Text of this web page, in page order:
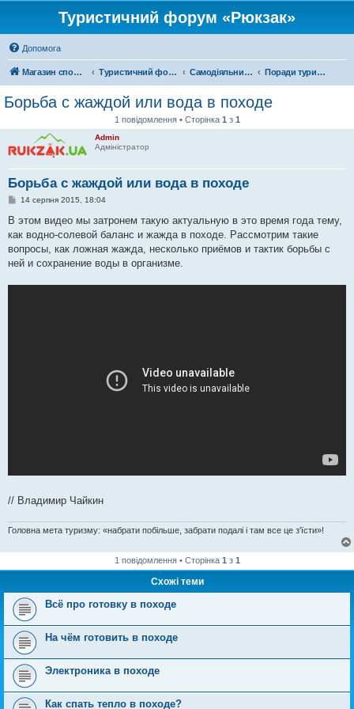
Туристичний форум «Рюкзак»
Допомога
Магазин спорядження Туристичний форум «Рюкзак» Самодіяльний туризм Поради туристам
Борьба с жаждой или вода в походе
1 повідомлення • Сторінка 1 з 1
Admin
Адміністратор
Борьба с жаждой или вода в походе
П
в
д
о
л
н
14 серпня 2015, 18:04
В этом видео мы затронем такую актуальную в это время года тему,
как водно-солевой баланс и жажда в походе. Рассмотрим такие
вопросы, как ложная жажда, несколько приёмов и тактик борьбы с
ней и сохранение воды в организме.
// Владимир Чайкин
Головна мета туризму: «набрати побільше, забрати подалі і там все це з'їсти»!
1 повідомлення • Сторінка 1 з 1
Схожі теми
Всё про готовку в походе
На чём готовить в походе
Электроника в походе
Как спать тепло в походе?